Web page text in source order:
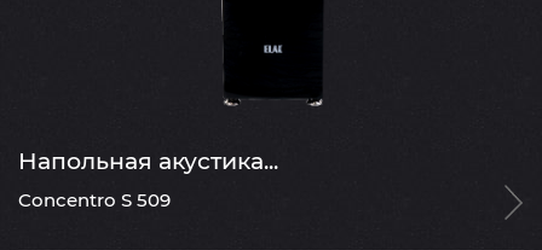
Напольная акустика...
Concentro S 509